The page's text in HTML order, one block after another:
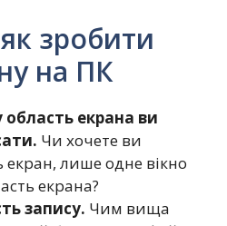
зробити
на ПК
область екрана ви
Чи хочете ви
екран, лише одне вікно
екрана?
запису. Чим вища